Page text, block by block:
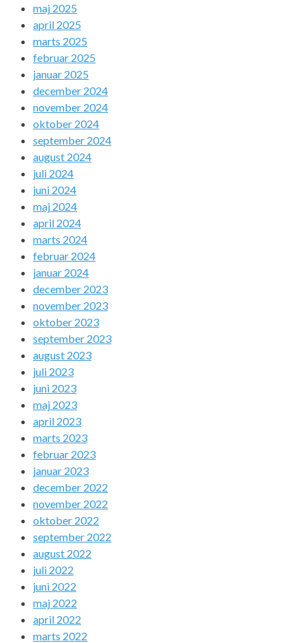
maj 2025
april 2025
marts 2025
februar 2025
januar 2025
december 2024
november 2024
oktober 2024
september 2024
august 2024
juli 2024
juni 2024
maj 2024
april 2024
marts 2024
februar 2024
januar 2024
december 2023
november 2023
oktober 2023
september 2023
august 2023
juli 2023
juni 2023
maj 2023
april 2023
marts 2023
februar 2023
januar 2023
december 2022
november 2022
oktober 2022
september 2022
august 2022
juli 2022
juni 2022
maj 2022
april 2022
marts 2022